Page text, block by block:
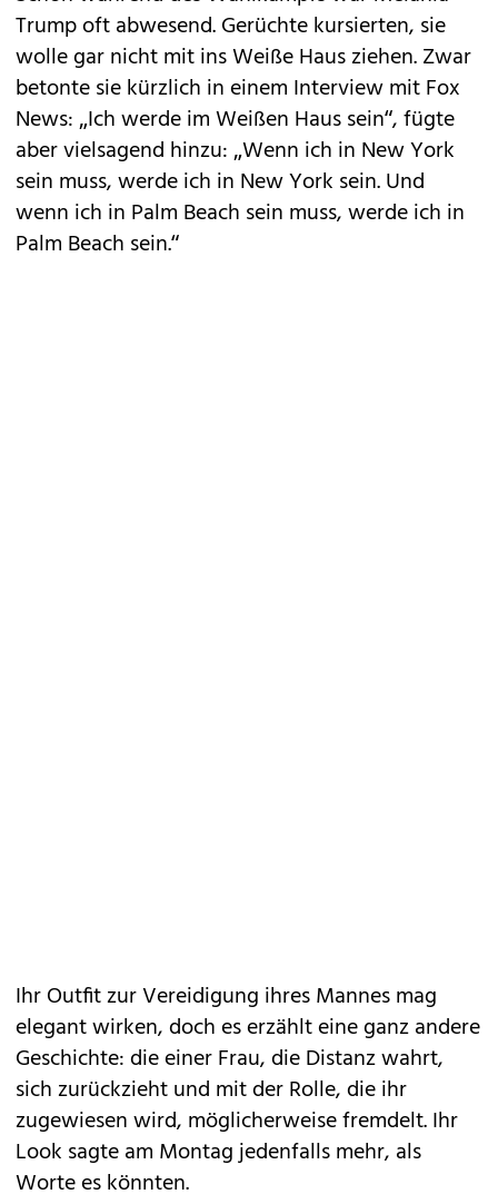
Trump oft abwesend. Gerüchte kursierten, sie
wolle gar nicht mit insWeiße Hausziehen. Zwar
betonte sie kürzlich in einem Interview mit Fox
News: „Ich werde im Weißen Haus sein“, fügte
aber vielsagend hinzu: „Wenn ich in New York
sein muss, werde ich in New York sein. Und
wenn ich in Palm Beach sein muss, werde ich in
Palm Beach sein.“
Ihr Outfit zur Vereidigung ihres Mannes mag
elegant wirken, doch es erzählt eine ganz andere
Geschichte: die einer Frau, die Distanz wahrt,
sich zurückzieht und mit der Rolle, die ihr
zugewiesen wird, möglicherweise fremdelt. Ihr
Look sagte am Montag jedenfalls mehr, als
Worte es könnten.